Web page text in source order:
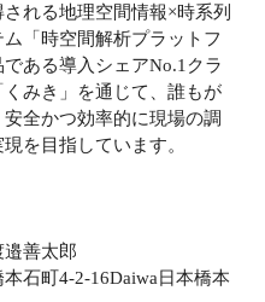
れる地理空間情報×時系列
「時空間解析プラットフ
ある導入シェアNo.1クラ
みき」を通じて、誰もが
全かつ効率的に現場の調
を目指しています。
善太郎
石町4-2-16Daiwa日本橋本